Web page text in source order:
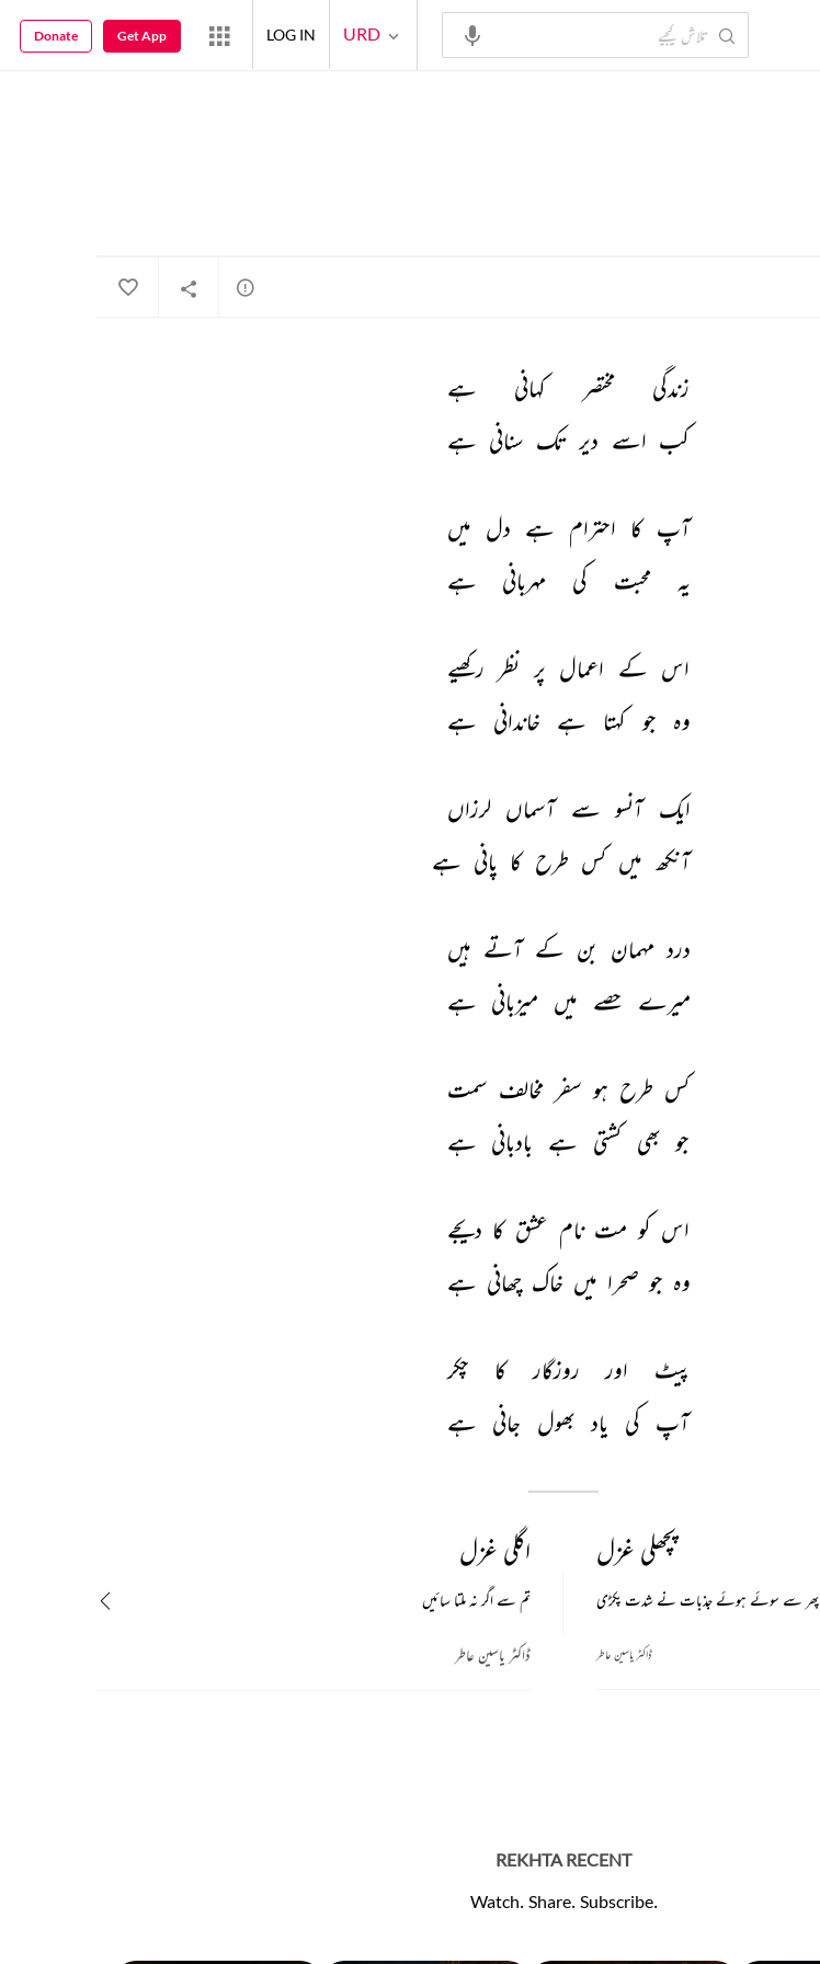
زندگی مختصر کہانی
ہے
کب اسے دیر تک سنانی ہے
آپ کا احترام ہے دل میں
یہ
محبت کی مہربانی ہے
اس کے اعمال پر نظر رکھیے
وہ جو کہتا ہے خاندانی ہے
ایک آنسو سے آسماں لرزاں
آنکھ میں کس طرح کا پانی ہے
درد مہمان بن کے آتے ہیں
میرے حصے میں میزبانی ہے
کس طرح ہو سفر مخالف سمت
جو بھی کشتی ہے بادبانی ہے
اس کو مت نام عشق کا دیجے
وہ جو صحرا میں خاک چھانی ہے
پیٹ اور روزگار کا
چکر
آپ کی یاد بھول جانی ہے
اگلی غزل
تم سے اگر نہ ملتا سائیں
ڈاکٹر یاسین عاطر
پچھلی غزل
پھر سے سوئے ہوئے جذبات نے شدت پکڑی
ڈاکٹر یاسین عاطر
REKHTA RECENT
Watch. Share. Subscribe.
URD
LOG IN
Get App
Donate